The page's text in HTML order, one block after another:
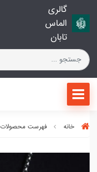
گالری
الماس
تابان
خانه فهرست محصولات